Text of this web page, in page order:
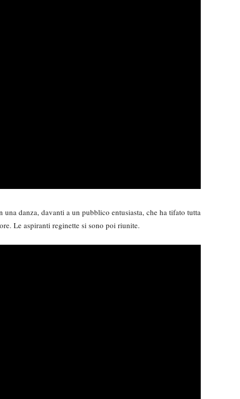
danza, davanti a un pubblico entusiasta, che ha tifato tutta
Le aspiranti reginette si sono poi riunite.